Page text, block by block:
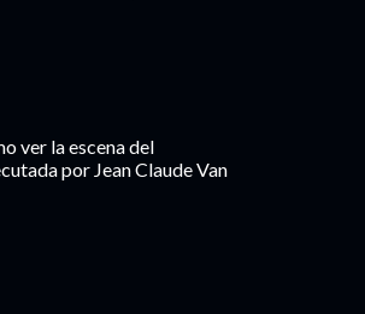
ver la escena del
por Jean Claude Van